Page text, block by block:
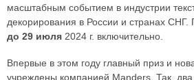
масштабным событием в индустрии
декорирования в России и странах СНГ.
до 29 июля 2024 г. включительно.
Впервые в этом году главный приз и
учреждены компанией Manders. Так,